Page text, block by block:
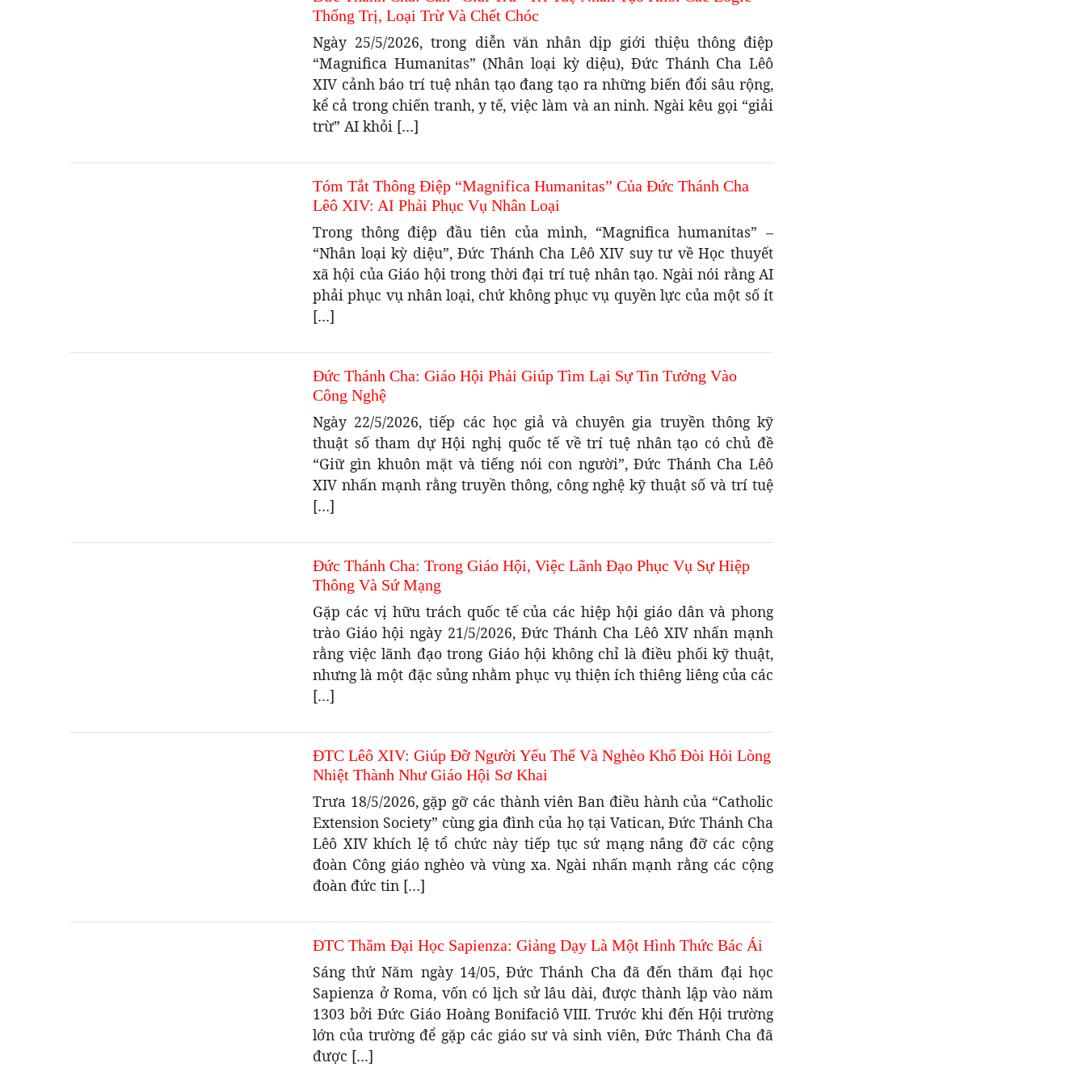
Thống Trị, Loại Trừ Và Chết Chóc
Ngày 25/5/2026, trong diễn văn nhân dịp giới thiệu thông điệp
“Magnifica Humanitas” (Nhân loại kỳ diệu), Đức Thánh Cha Lêô
XIV cảnh báo trí tuệ nhân tạo đang tạo ra những biến đổi sâu rộng,
kể cả trong chiến tranh, y tế, việc làm và an ninh. Ngài kêu gọi “giải
trừ” AI khỏi […]
Tóm Tắt Thông Điệp “Magnifica Humanitas” Của Đức Thánh Cha
Lêô XIV: AI Phải Phục Vụ Nhân Loại
Trong thông điệp đầu tiên của mình, “Magnifica humanitas” –
“Nhân loại kỳ diệu”, Đức Thánh Cha Lêô XIV suy tư về Học thuyết
xã hội của Giáo hội trong thời đại trí tuệ nhân tạo. Ngài nói rằng AI
phải phục vụ nhân loại, chứ không phục vụ quyền lực của một số ít
[…]
Đức Thánh Cha: Giáo Hội Phải Giúp Tìm Lại Sự Tin Tưởng Vào
Công Nghệ
Ngày 22/5/2026, tiếp các học giả và chuyên gia truyền thông kỹ
thuật số tham dự Hội nghị quốc tế về trí tuệ nhân tạo có chủ đề
“Giữ gìn khuôn mặt và tiếng nói con người”, Đức Thánh Cha Lêô
XIV nhấn mạnh rằng truyền thông, công nghệ kỹ thuật số và trí tuệ
[…]
Đức Thánh Cha: Trong Giáo Hội, Việc Lãnh Đạo Phục Vụ Sự Hiệp
Thông Và Sứ Mạng
Gặp các vị hữu trách quốc tế của các hiệp hội giáo dân và phong
trào Giáo hội ngày 21/5/2026, Đức Thánh Cha Lêô XIV nhấn mạnh
rằng việc lãnh đạo trong Giáo hội không chỉ là điều phối kỹ thuật,
nhưng là một đặc sủng nhằm phục vụ thiện ích thiêng liêng của các
[…]
ĐTC Lêô XIV: Giúp Đỡ Người Yếu Thế Và Nghèo Khổ Đòi Hỏi Lòng
Nhiệt Thành Như Giáo Hội Sơ Khai
Trưa 18/5/2026, gặp gỡ các thành viên Ban điều hành của “Catholic
Extension Society” cùng gia đình của họ tại Vatican, Đức Thánh Cha
Lêô XIV khích lệ tổ chức này tiếp tục sứ mạng nâng đỡ các cộng
đoàn Công giáo nghèo và vùng xa. Ngài nhấn mạnh rằng các cộng
đoàn đức tin […]
ĐTC Thăm Đại Học Sapienza: Giảng Dạy Là Một Hình Thức Bác Ái
Sáng thứ Năm ngày 14/05, Đức Thánh Cha đã đến thăm đại học
Sapienza ở Roma, vốn có lịch sử lâu dài, được thành lập vào năm
1303 bởi Đức Giáo Hoàng Bonifaciô VIII. Trước khi đến Hội trường
lớn của trường để gặp các giáo sư và sinh viên, Đức Thánh Cha đã
được […]